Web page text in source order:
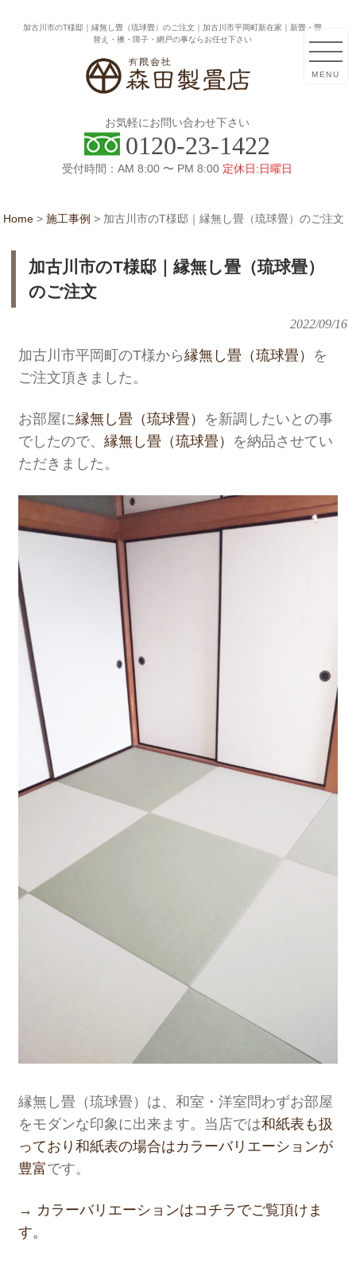
加古川市のT様邸｜縁無し畳（琉球畳）のご注文｜加古川市平岡町新在家｜新畳・畳
替え・襖・障子・網戸の事ならお任せ下さい
お気軽にお問い合わせ下さい
0120-23-1422
受付時間：AM 8:00 〜 PM 8:00定休日:日曜日
MENU
Home > 施工事例 > 加古川市のT様邸｜縁無し畳（琉球畳）のご注文
加古川市のT様邸｜縁無し畳（琉球畳）
のご注文
2022/09/16
加古川市平岡町のT様から縁無し畳（琉球畳）
を
ご注文頂きました。
お部屋に縁無し畳（琉球畳）
を新調したいとの事
でしたので、 縁無し畳（琉球畳）
を納品させてい
ただきました。
縁無し畳（琉球畳）は、和室・洋室問わずお部屋
をモダンな印象に出来ます。当店では和紙表も扱
っており和紙表の場合はカラーバリエーションが
豊富です。
→ カラーバリエーションはコチラでご覧頂けま
す。